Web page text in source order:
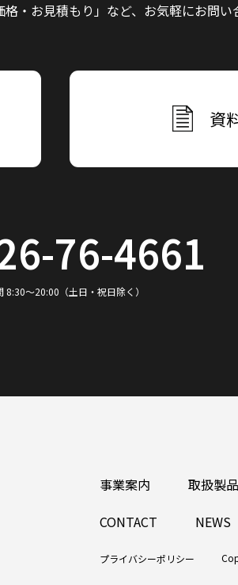
格・お見積もり」など、 お気軽にお問い
資
76-4661
8:30～20:00（土日・祝日除く）
事業案内 取扱製品
CONTACT
NEWS
プライバシーポリシー